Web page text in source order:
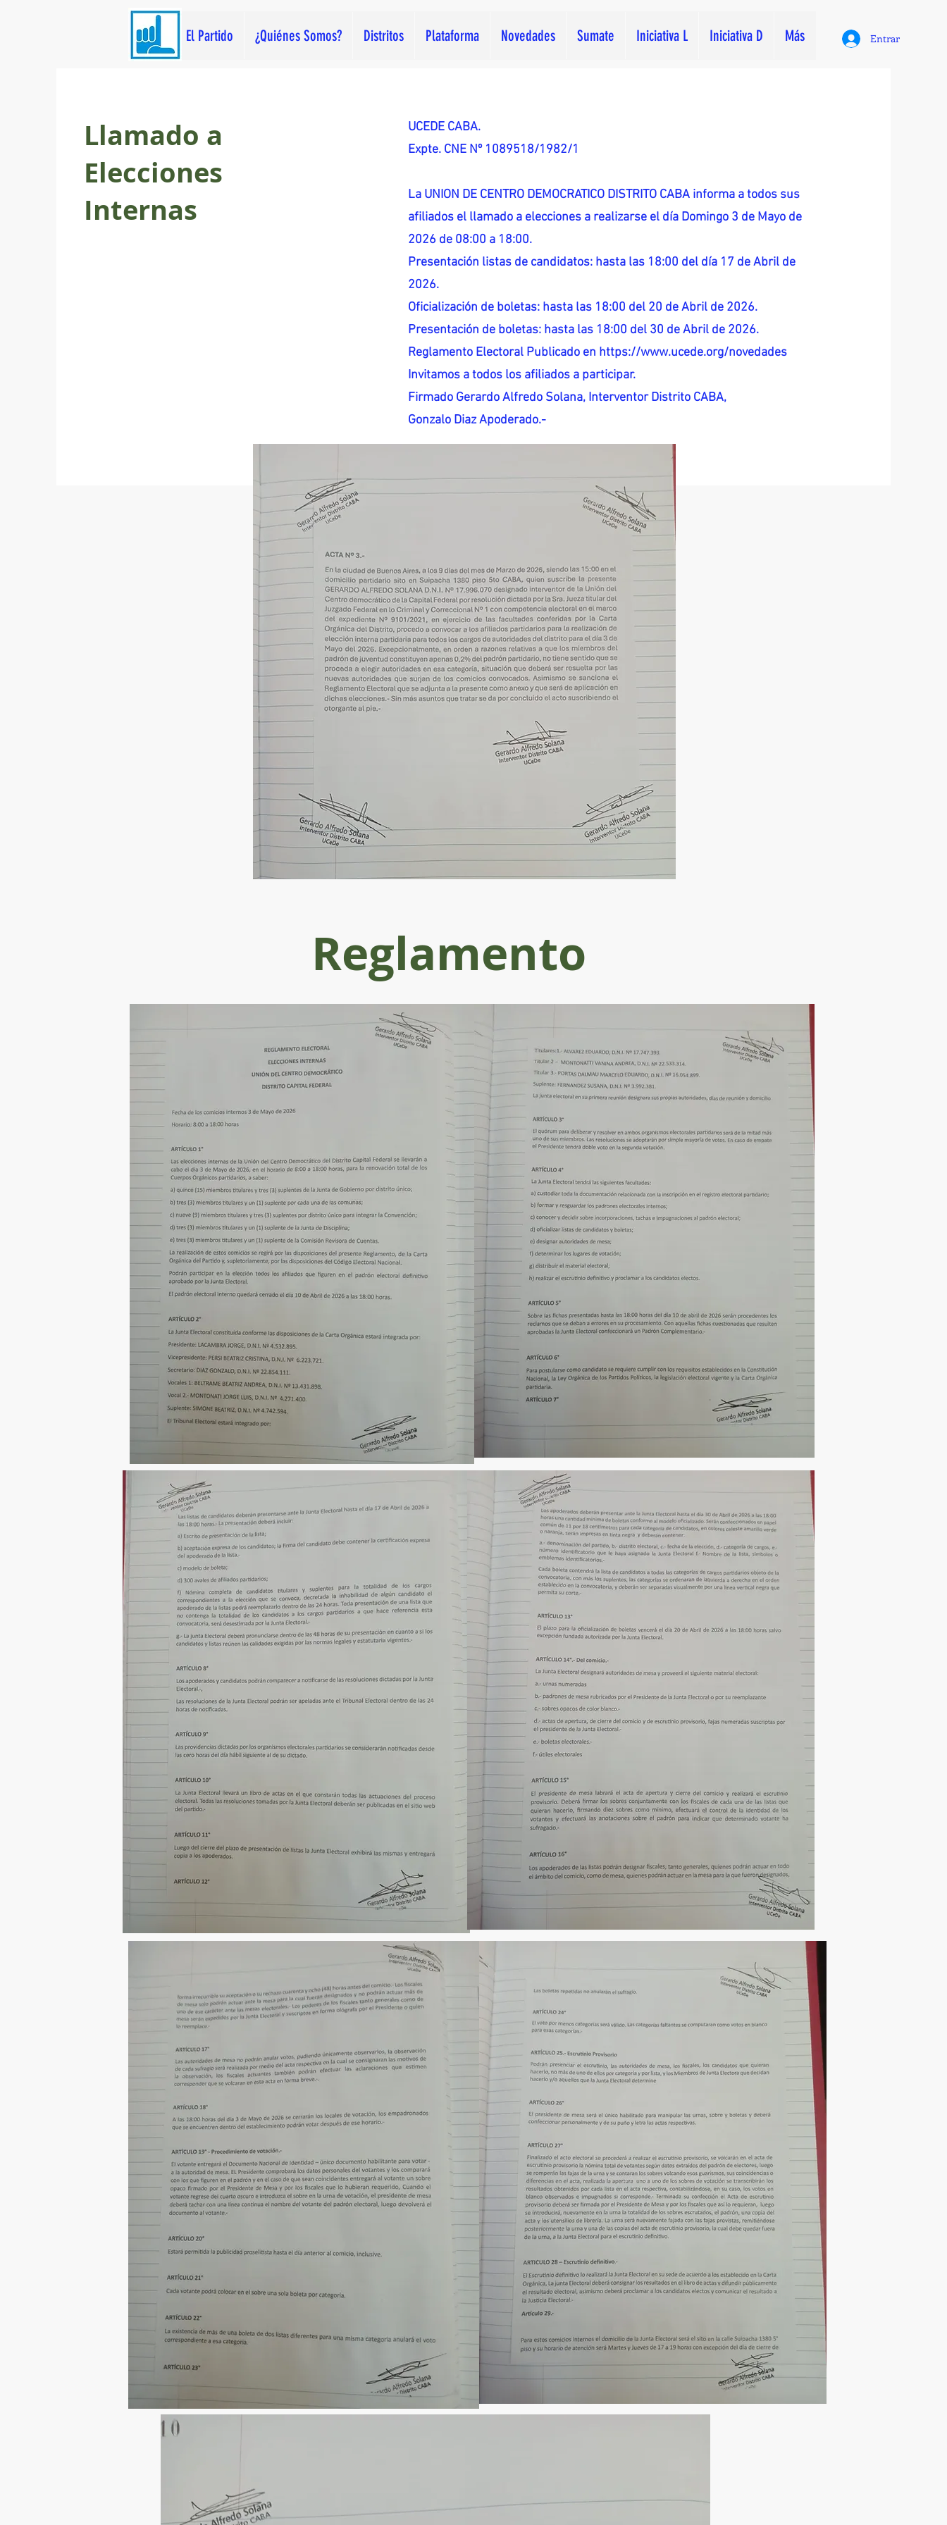
El Partido ¿Quiénes Somos? Distritos Plataforma Novedades Sumate Iniciativa L Iniciativa D Más Entrar
Llamado a
Elecciones
Internas
UCEDE CABA.
Expte. CNE Nº 1089518/1982/1
La UNION DE CENTRO DEMOCRATICO DISTRITO CABA informa a todos sus
afiliados el llamado a elecciones a realizarse el día Domingo 3 de Mayo de
2026 de 08:00 a 18:00.
Presentación listas de candidatos: hasta las 18:00 del día 17 de Abril de
2026.
Oficialización de boletas: hasta las 18:00 del 20 de Abril de 2026.
Presentación de boletas: hasta las 18:00 del 30 de Abril de 2026.
Reglamento Electoral Publicado en https://www.ucede.org/novedades
Invitamos a todos los afiliados a participar.
Firmado Gerardo Alfredo Solana, Interventor Distrito CABA,
Gonzalo Diaz Apoderado.-
Reglamento